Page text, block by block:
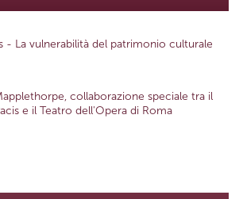
- La vulnerabilità del patrimonio culturale
collaborazione speciale tra il
e il Teatro dell'Opera di Roma